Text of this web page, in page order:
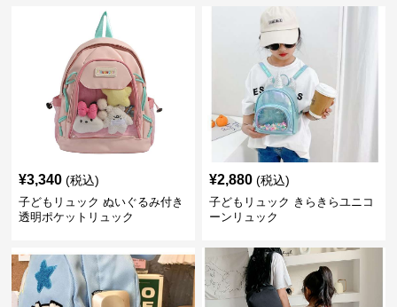
¥3,340 (税込)
子どもリュック ぬいぐるみ付き
透明ポケットリュック
¥2,880 (税込)
子どもリュック きらきらユニコ
ーンリュック